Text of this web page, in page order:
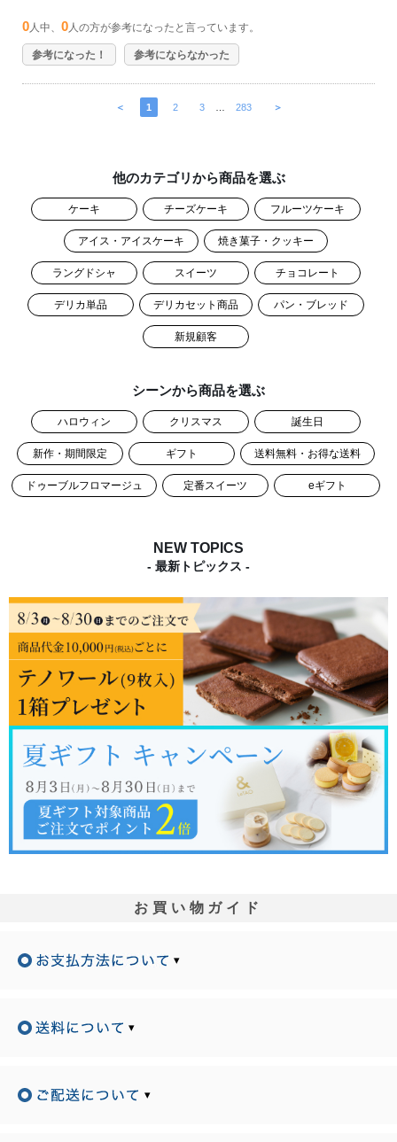
0 人中、 0 人の方が参考になったと言っています。
参考になった！ 参考にならなかった
＜ 1 2 3 283 ＞
他のカテゴリから商品を選ぶ
ケーキ チーズケーキ フルーツケーキ
アイス・アイスケーキ 焼き菓子・クッキー
ラングドシャ スイーツ チョコレート
デリカ単品 デリカセット商品 パン・ブレッド
新規顧客
シーンから商品を選ぶ
ハロウィン クリスマス 誕生日
新作・期間限定 ギフト 送料無料・お得な送料
ドゥーブルフロマージュ 定番スイーツ eギフト
NEW TOPICS
- 最新トピックス -
お買い物ガイド
▾
▾
▾